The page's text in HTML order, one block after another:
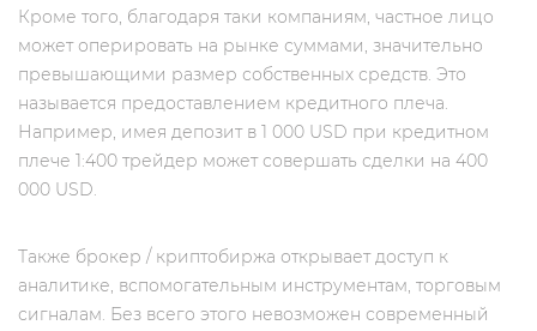
Кроме того, благодаря таки компаниям, частное лицо
может оперировать на рынке суммами, значительно
превышающими размер собственных средств. Это
называется предоставлением кредитного плеча.
Например, имея депозит в 1 000 USD при кредитном
плече 1:400 трейдер может совершать сделки на 400
000 USD.
Также брокер / криптобиржа открывает доступ к
аналитике, вспомогательным инструментам, торговым
сигналам. Без всего этого невозможен современный